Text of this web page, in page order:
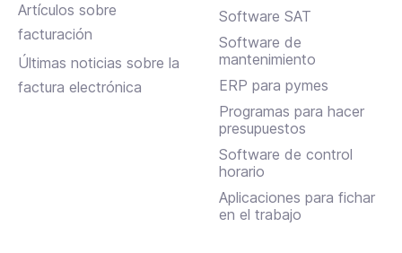
Artículos sobre
facturación
Últimas noticias sobre la
factura electrónica
Software SAT
Software de
mantenimiento
ERP para pymes
Programas para hacer
presupuestos
Software de control
horario
Aplicaciones para fichar
en el trabajo